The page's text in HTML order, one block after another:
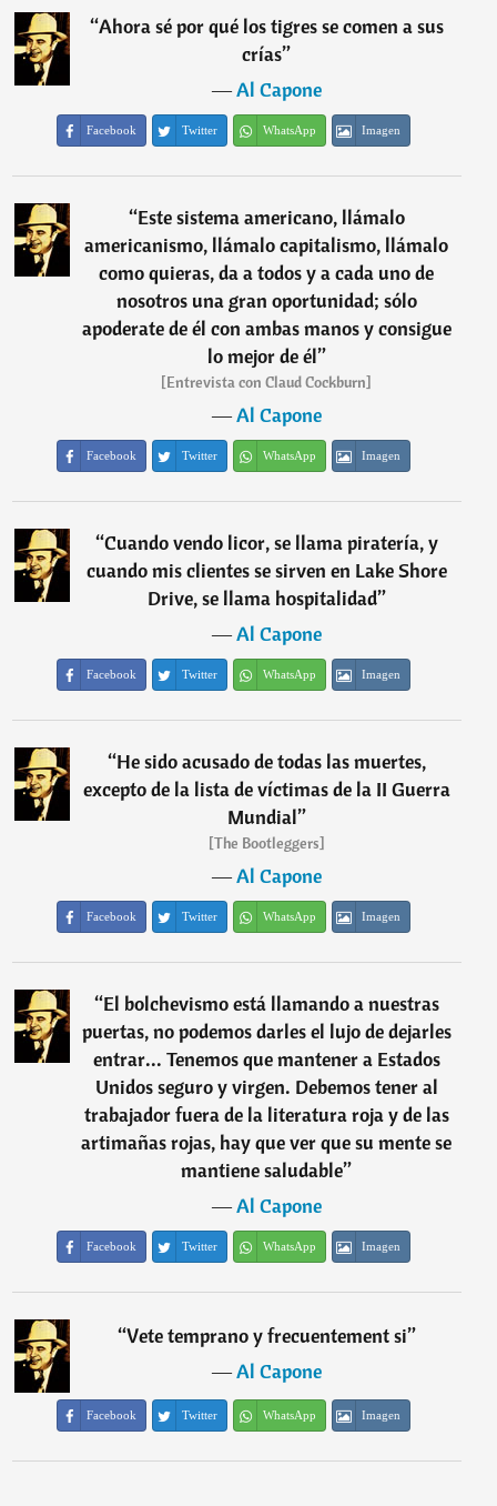
“Ahora sé por qué los tigres se comen a sus
crías”
―Al Capone
Facebook Twitter WhatsApp Imagen
“Este sistema americano, llámalo
americanismo, llámalo capitalismo, llámalo
como quieras, da a todos y a cada uno de
nosotros una gran oportunidad; sólo
apoderate de él con ambas manos y consigue
lo mejor de él”
[Entrevista con Claud Cockburn]
―Al Capone
Facebook Twitter WhatsApp Imagen
“Cuando vendo licor, se llama piratería, y
cuando mis clientes se sirven en Lake Shore
Drive, se llama hospitalidad”
―Al Capone
Facebook Twitter WhatsApp Imagen
“He sido acusado de todas las muertes,
excepto de la lista de víctimas de la II Guerra
Mundial”
[The Bootleggers]
―Al Capone
Facebook Twitter WhatsApp Imagen
“El bolchevismo está llamando a nuestras
puertas, no podemos darles el lujo de dejarles
entrar... Tenemos que mantener a Estados
Unidos seguro y virgen. Debemos tener al
trabajador fuera de la literatura roja y de las
artimañas rojas, hay que ver que su mente se
mantiene saludable”
―Al Capone
Facebook Twitter WhatsApp Imagen
“Vete temprano y frecuentement si”
―Al Capone
Facebook Twitter WhatsApp Imagen